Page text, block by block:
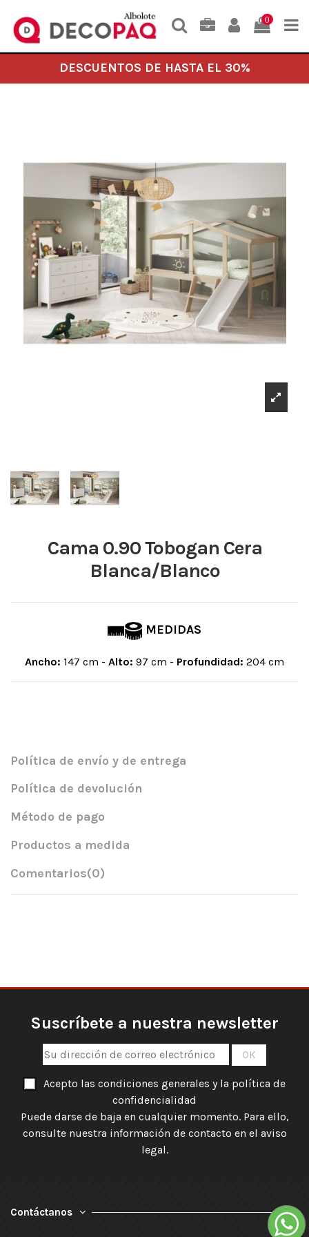
0
DESCUENTOS DE HASTA EL 30%
Cama 0.90 Tobogan Cera
Blanca/Blanco
MEDIDAS
Ancho: 147 cm - Alto: 97 cm - Profundidad: 204 cm
Política de envío y de entrega
Política de devolución
Método de pago
Productos a medida
Comentarios(0)
Suscríbete a nuestra newsletter
Acepto las condiciones generales y la política de
confidencialidad
Puede darse de baja en cualquier momento. Para ello,
consulte nuestra información de contacto en el aviso
legal.
Contáctanos